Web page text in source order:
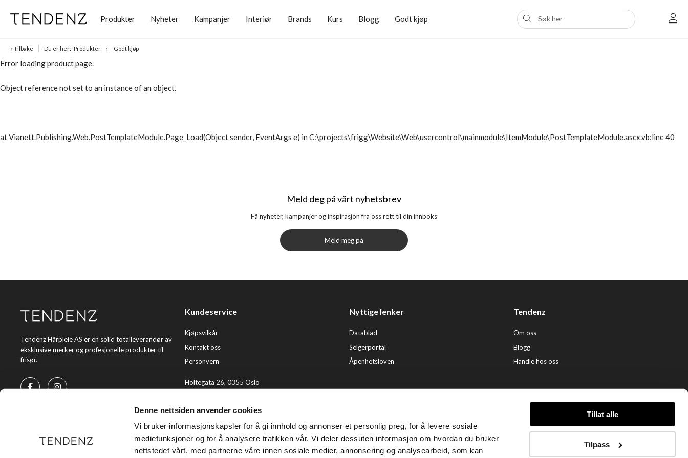
Denne nettsiden anvender cookies
Vi bruker informasjonskapsler for å gi innhold og annonser et personlig preg, for å levere sosiale
mediefunksjoner og for å analysere trafikken vår. Vi deler dessuten informasjon om hvordan du bruker
nettstedet vårt, med partnerne våre innen sosiale medier, annonsering og analysearbeid, som kan
Tillat alle
Tilpass
Produkter Nyheter Kampanjer Interiør Brands Kurs Blogg Godt kjøp
« Tilbake Du er her: Produkter Godt kjøp
Error loading product page.
Object reference not set to an instance of an object.
at Vianett.Publishing.Web.PostTemplateModule.Page_Load(Object sender, EventArgs e) in C:\projects\frigg\Website\Web\usercontrol\mainmodule\ItemModule\PostTemplateModule.ascx.vb:line 40
Meld deg på vårt nyhetsbrev
Få nyheter, kampanjer og inspirasjon fra oss rett til din innboks
Meld meg på
Tendenz Hårpleie AS er en solid totalleverandør av
eksklusive merker og profesjonelle produkter til
frisør.
Kundeservice
Kjøpsvilkår
Kontakt oss
Personvern
Holtegata 26, 0355 Oslo
E-post:kundeservice@tendenz.net
Nyttige lenker
Datablad
Selgerportal
Åpenhetsloven
Tendenz
Om oss
Blogg
Handle hos oss
© Tendenz Hårpleie AS (org. nr. 948 341 662) |Nettbutikk levert av Kréatif